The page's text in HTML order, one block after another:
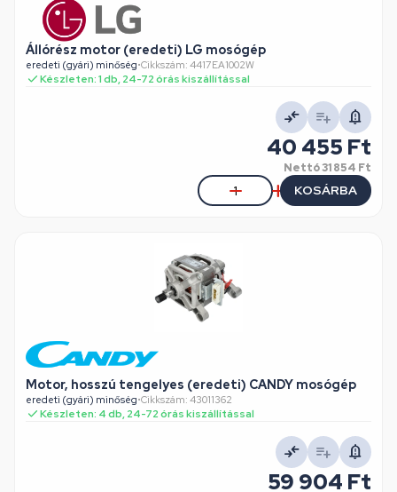
Állórész motor (eredeti) LG mosógép
eredeti (gyári) minőség•Cikkszám: 4417EA1002W
Készleten: 1 db, 24-72 órás kiszállítással
40 455 Ft
Nettó31 854 Ft
KOSÁRBA
Motor, hosszú tengelyes (eredeti) CANDY mosógép
eredeti (gyári) minőség•Cikkszám: 43011362
Készleten: 4 db, 24-72 órás kiszállítással
59 904 Ft